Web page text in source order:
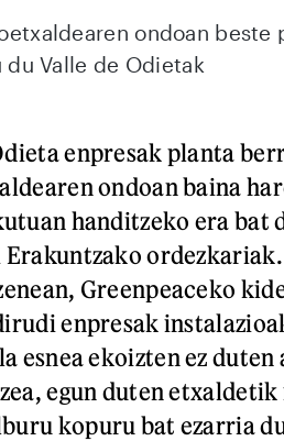
ondoan
Valle de Odietak
enpresak planta
ondoan baina
handitzeko era bat
Greenpeaceko
enpresak
esnea ekoizten ez
egun duten
kopuru bat ezarria